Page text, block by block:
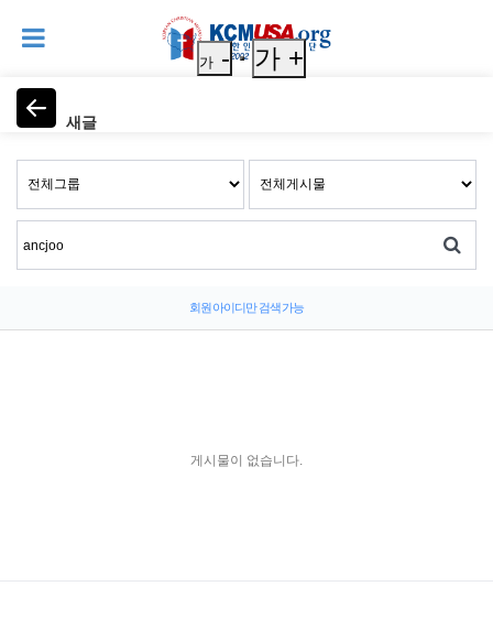
새글
가 - 가 +
회원 아이디만 검색 가능
게시물이 없습니다.